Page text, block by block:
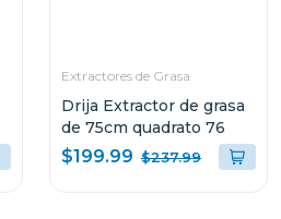
Extractores de Grasa
Drija Extractor de grasa
de 75cm quadrato 76
$199.99 $237.99